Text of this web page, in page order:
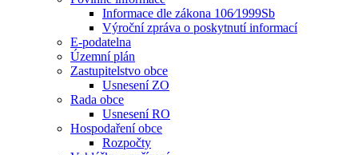
Informace dle zákona 106⁄1999Sb
Výroční zpráva o poskytnutí informací
E-podatelna
Územní plán
Zastupitelstvo obce
Usnesení ZO
Rada obce
Usnesení RO
Hospodaření obce
Rozpočty